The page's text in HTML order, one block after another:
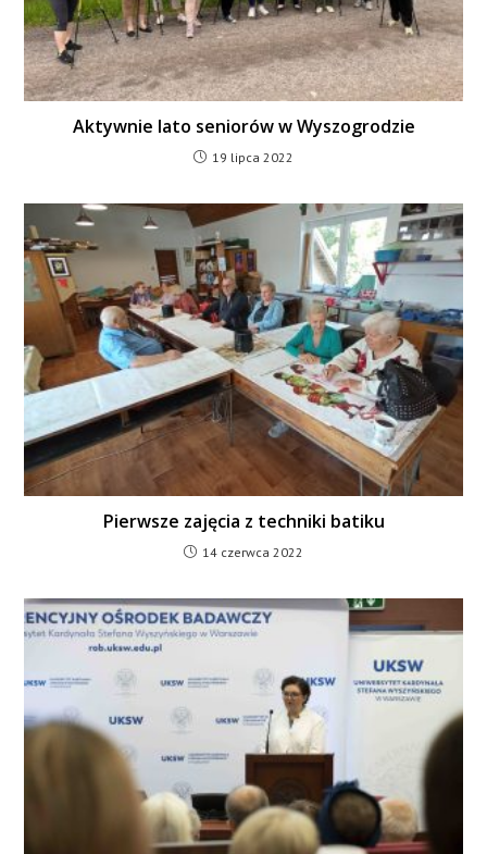
Aktywnie lato seniorów w Wyszogrodzie
19 lipca 2022
Pierwsze zajęcia z techniki batiku
14 czerwca 2022